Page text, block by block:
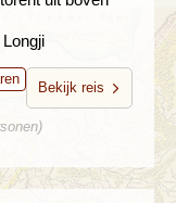
Bekijk reis